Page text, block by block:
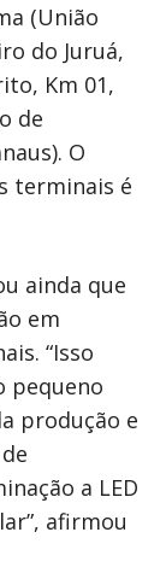
(União
do Juruá,
Km 01,
de
O
terminais é
ainda que
em
“Isso
pequeno
produção e
a LED
afirmou